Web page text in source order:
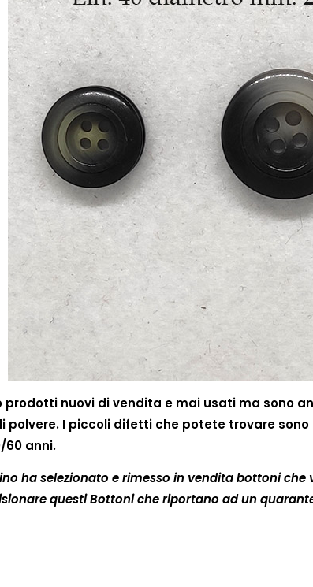
nuovi di vendita e mai usati ma sono
polvere. I piccoli difetti che potete trovare
60 anni.
ha selezionato e rimesso in vendita bottoni
questi Bottoni che riportano ad un